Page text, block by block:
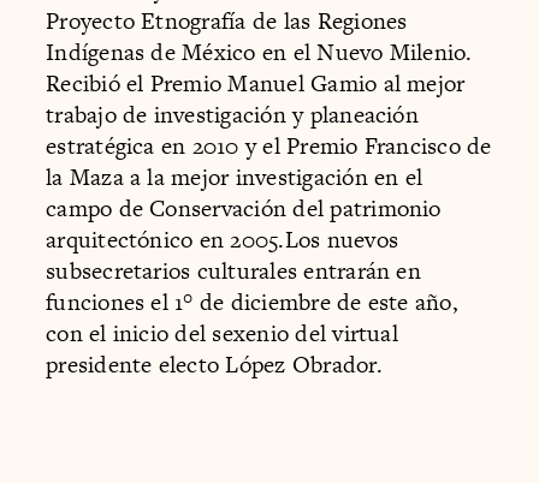
Proyecto Etnografía de las Regiones
Indígenas de México en el Nuevo Milenio.
Recibió el Premio Manuel Gamio al mejor
trabajo de investigación y planeación
estratégica en 2010 y el Premio Francisco de
la Maza a la mejor investigación en el
campo de Conservación del patrimonio
arquitectónico en 2005.Los nuevos
subsecretarios culturales entrarán en
funciones el 1° de diciembre de este año,
con el inicio del sexenio del virtual
presidente electo López Obrador.